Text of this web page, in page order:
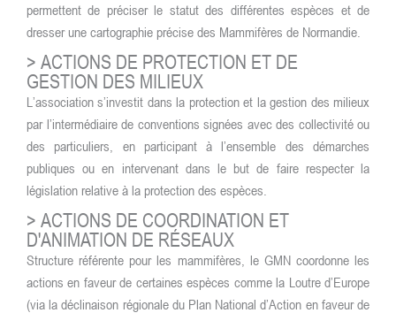
permettent de préciser le statut des différentes espèces et de
dresser une cartographie précise des Mammifères de Normandie.
> ACTIONS DE PROTECTION ET DE
GESTION DES MILIEUX
L’association s’investit dans la protection et la gestion des milieux
par l’intermédiaire de conventions signées avec des collectivité ou
des particuliers, en participant à l’ensemble des démarches
publiques ou en intervenant dans le but de faire respecter la
législation relative à la protection des espèces.
> ACTIONS DE COORDINATION ET
D'ANIMATION DE RÉSEAUX
Structure référente pour les mammifères, le GMN coordonne les
actions en faveur de certaines espèces comme la Loutre d’Europe
(via la déclinaison régionale du Plan National d’Action en faveur de